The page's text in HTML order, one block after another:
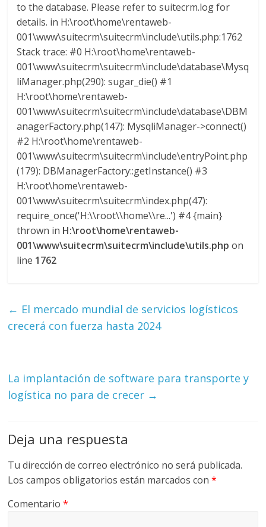
to the database. Please refer to suitecrm.log for
details. in H:\root\home\rentaweb-
001\www\suitecrm\suitecrm\include\utils.php:1762
Stack trace: #0 H:\root\home\rentaweb-
001\www\suitecrm\suitecrm\include\database\Mysq
liManager.php(290): sugar_die() #1
H:\root\home\rentaweb-
001\www\suitecrm\suitecrm\include\database\DBM
anagerFactory.php(147): MysqliManager->connect()
#2 H:\root\home\rentaweb-
001\www\suitecrm\suitecrm\include\entryPoint.php
(179): DBManagerFactory::getInstance() #3
H:\root\home\rentaweb-
001\www\suitecrm\suitecrm\index.php(47):
require_once('H:\\root\\home\\re...') #4 {main}
thrown in H:\root\home\rentaweb-
001\www\suitecrm\suitecrm\include\utils.php on
line 1762
← El mercado mundial de servicios logísticos
crecerá con fuerza hasta 2024
La implantación de software para transporte y
logística no para de crecer →
Deja una respuesta
Tu dirección de correo electrónico no será publicada.
Los campos obligatorios están marcados con*
Comentario*